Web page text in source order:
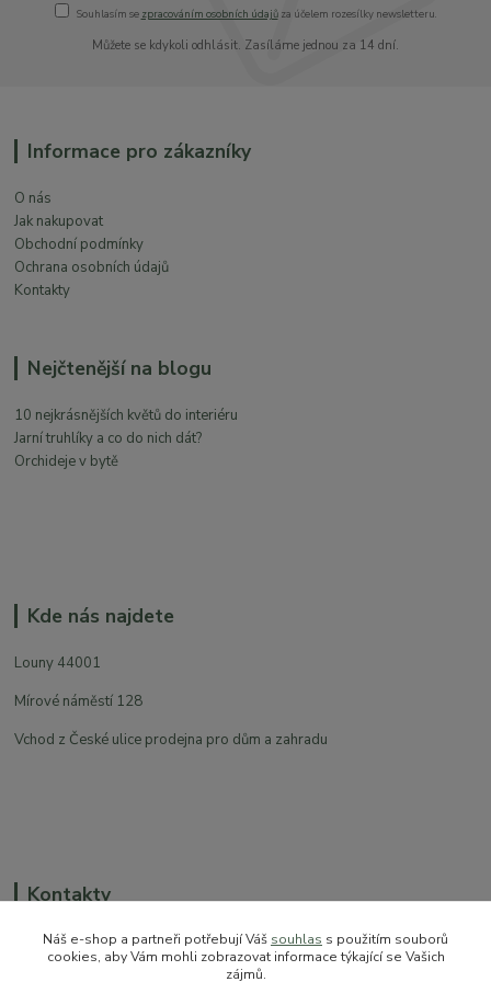
Souhlasím se zpracováním osobních údajůza účelem rozesílky newsletteru.
Můžete se kdykoli odhlásit. Zasíláme jednou za 14 dní.
Informace pro zákazníky
O nás
Jak nakupovat
Obchodní podmínky
Ochrana osobních údajů
Kontakty
Nejčtenější na blogu
10 nejkrásnějších květů do interiéru
Jarní truhlíky a co do nich dát?
Orchideje v bytě
Kde nás najdete
Louny 44001
Mírové náměstí 128
Vchod z České ulice prodejna pro dům a zahradu
Kontakty
Náš e-shop a partneři potřebují Váš souhlas s použitím souborů
cookies, aby Vám mohli zobrazovat informace týkající se Vašich
zájmů.